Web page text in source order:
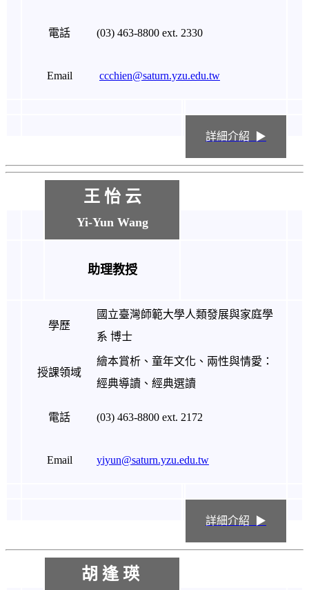
電話 (03) 463-8800 ext. 2330
Email ccchien@saturn.yzu.edu.tw
詳細介紹 ▶
王 怡 云
Yi-Yun Wang
助理教授
學歷
國立臺灣師範大學人類發展與家庭學
系 博士
授課領域
繪本賞析、童年文化、兩性與情愛：
經典導讀、經典選讀
電話 (03) 463-8800 ext. 2172
Email yiyun@saturn.yzu.edu.tw
詳細介紹 ▶
胡 逢 瑛